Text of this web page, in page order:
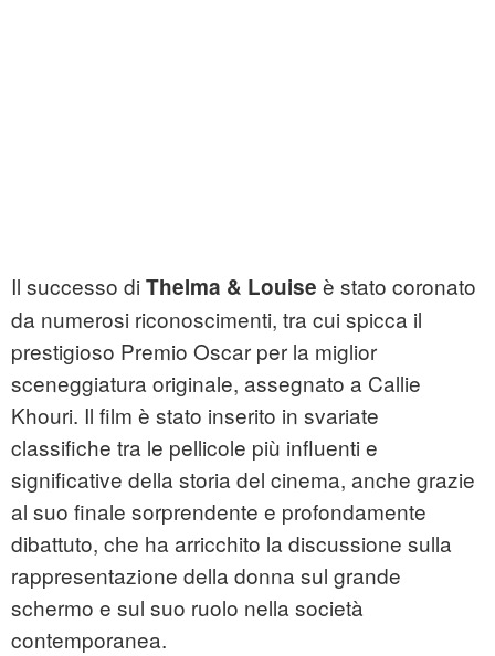
Il successo di Thelma & Louise è stato coronato
da numerosi riconoscimenti, tra cui spicca il
prestigioso Premio Oscar per la miglior
sceneggiatura originale, assegnato a Callie
Khouri. Il film è stato inserito in svariate
classifiche tra le pellicole più influenti e
significative della storia del cinema, anche grazie
al suo finale sorprendente e profondamente
dibattuto, che ha arricchito la discussione sulla
rappresentazione della donna sul grande
schermo e sul suo ruolo nella società
contemporanea.